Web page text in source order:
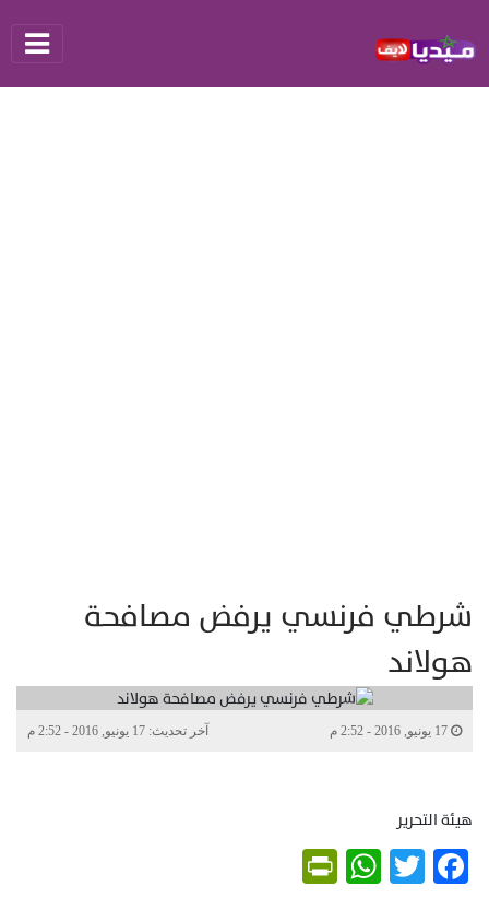
شرطي فرنسي يرفض مصافحة
هولاند
آخر تحديث: 17 يونيو, 2016 - 2:52 م
هيئة التحرير
Facebook
Twitter
WhatsApp